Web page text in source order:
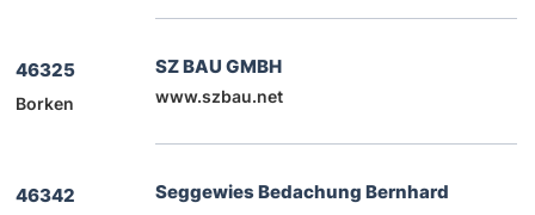
46325
Borken
SZ BAU GMBH
www.szbau.net
46342
Seggewies Bedachung Bernhard